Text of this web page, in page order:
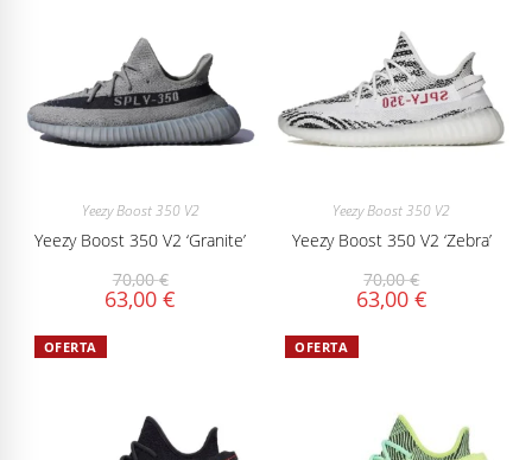
Yeezy Boost 350 V2
Yeezy Boost 350 V2 ‘Granite’
70,00€
63,00€
Yeezy Boost 350 V2
Yeezy Boost 350 V2 ‘Zebra’
70,00€
63,00 €
OFERTA OFERTA